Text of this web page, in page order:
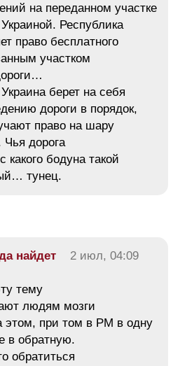
на переданном участке
Республика
право бесплатного
участком
берет на себя
дороги в порядок,
право на шару
Чья дорога
какого бодуна такой
тунец.
найдет
2 июл, 04:09
тему
людям мозги
этом, при том в РМ в одну
в обратную.
обратиться